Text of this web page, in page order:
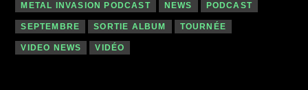
METAL INVASION PODCAST NEWS PODCAST
SEPTEMBRE SORTIE ALBUM TOURNÉE
VIDEO NEWS VIDÉO